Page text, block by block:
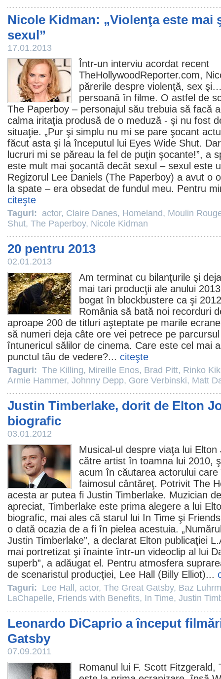
Nicole Kidman: „Violenţa este mai
sexul”
17.01.2013
Într-un interviu acordat recent
TheHollywoodReporter.com,
părerile despre violenţă, sex
persoană în filme. O astfel de
The Paperboy – personajul său trebuia să facă
calma iritaţia produsă de o meduză - şi nu fost
situaţie. „Pur şi simplu nu mi se pare şocant
făcut asta şi la începutul lui Eyes Wide Shut.
lucruri mi se păreau la fel de puţin şocante!”, a
este mult mai şocantă decât sexul – sexul este
Regizorul Lee Daniels (The Paperboy) a avut o
la spate – era obsedat de fundul meu. Pentru
citeşte
Taguri: actor, Claire Danes, Homeland, Moulin
Shut, The Paperboy, Nicole Kidman
20 pentru 2013
02.01.2013
Am terminat cu bilanţurile şi
mai tari producţii ale anului
bogat în blockbustere ca şi 2012
România să bată noi recorduri
aproape 200 de titluri aşteptate pe marile
să numeri deja câte ore vei petrece pe
întunericul sălilor de cinema. Care este cel mai
punctul tău de vedere?... citeşte
Taguri: The Killing, Mireille Enos, Brad Pitt, Rinko
Armie Hammer, Johnny Depp, Gore Verbinski, Matt
Justin Timberlake, dorit de Elton
biografic
03.01.2012
Musical-ul despre viaţa lui Elton
către artist în toamna lui 2010,
acum în căutarea actorului
faimosul cântăreţ. Potrivit The
acesta ar putea fi Justin Timberlake. Muzician
apreciat, Timberlake este prima alegere a lui
biografic, mai ales că starul lui In Time şi
o dată ocazia de a fi în pielea acestuia.
Justin Timberlake”, a declarat Elton publicaţiei
mai portretizat şi înainte într-un videoclip al lui
superb”, a adăugat el. Pentru atmosfera
de scenaristul producţiei, Lee Hall (Billy Elliot)...
Taguri: Lee Hall , actor, The Great Gatsby, Baz
LaChapelle, Friends with Benefits, In Time, Justin
Leonardo DiCaprio a început
Gatsby
07.09.2011
Romanul lui F. Scott Fitzgerald,